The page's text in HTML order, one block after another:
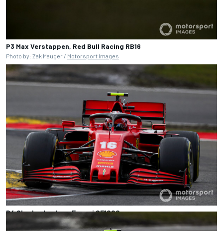
P3 Max Verstappen, Red Bull Racing RB16
Photo by: Zak Mauger / Motorsport Images
P4 Charles Leclerc, Ferrari SF1000
Photo by: Charles Coates / Motorsport Images